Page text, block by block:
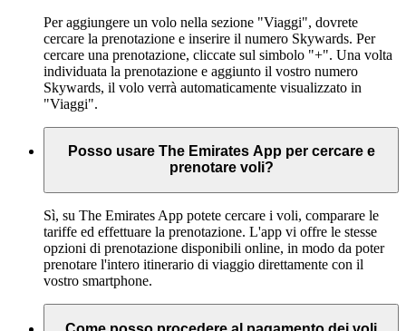
Per aggiungere un volo nella sezione "Viaggi", dovrete
cercare la prenotazione e inserire il numero Skywards. Per
cercare una prenotazione, cliccate sul simbolo "+". Una volta
individuata la prenotazione e aggiunto il vostro numero
Skywards, il volo verrà automaticamente visualizzato in
"Viaggi".
Posso usare The Emirates App per cercare e
prenotare voli?
Sì, su The Emirates App potete cercare i voli, comparare le
tariffe ed effettuare la prenotazione. L'app vi offre le stesse
opzioni di prenotazione disponibili online, in modo da poter
prenotare l'intero itinerario di viaggio direttamente con il
vostro smartphone.